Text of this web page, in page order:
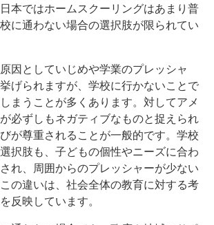
本ではホームスクーリングはあまり普
に通わない場合の選択肢が限られてい
因としていじめや学業のプレッシャ
げられますが、学校に行かないことで
まうことが多くあります。対してアメ
必ずしもネガティブなものと捉えられ
が尊重されることが一般的です。学校
択肢も、子どもの個性やニーズに合わ
れ、周囲からのプレッシャーが少ない
の違いは、社会全体の教育に対する考
反映しています。